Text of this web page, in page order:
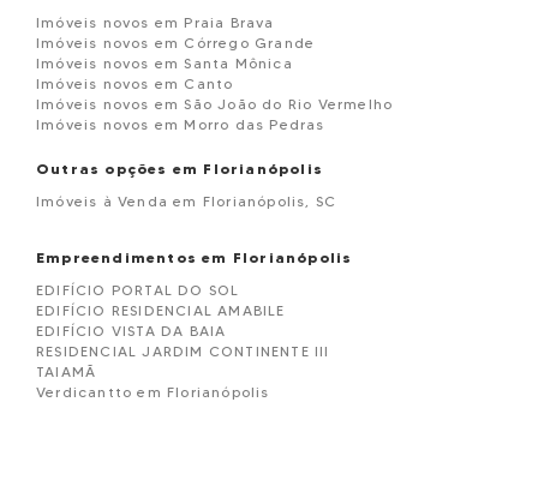
Imóveis novos em Praia Brava
Imóveis novos em Córrego Grande
Imóveis novos em Santa Mônica
Imóveis novos em Canto
Imóveis novos em São João do Rio Vermelho
Imóveis novos em Morro das Pedras
Outras opções em Florianópolis
Imóveis à Venda em Florianópolis, SC
Empreendimentos em Florianópolis
EDIFÍCIO PORTAL DO SOL
EDIFÍCIO RESIDENCIAL AMABILE
EDIFÍCIO VISTA DA BAIA
RESIDENCIAL JARDIM CONTINENTE III
TAIAMÃ
Verdicantto em Florianópolis